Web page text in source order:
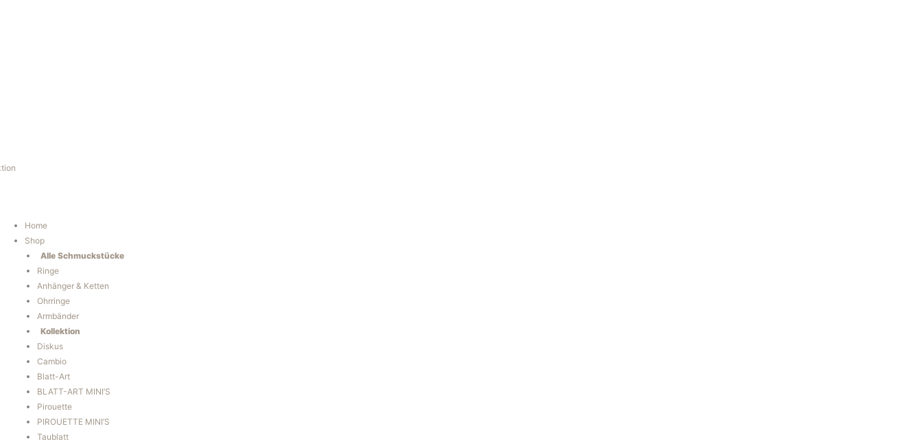
Home
Shop
Alle Schmuckstücke
Ringe
Anhänger & Ketten
Ohrringe
Armbänder
Kollektion
Diskus
Cambio
Blatt-Art
BLATT-ART MINI’S
Pirouette
PIROUETTE MINI’S
Taublatt